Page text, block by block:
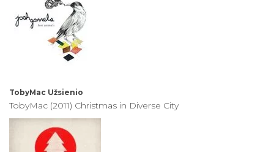
TobyMac Užsienio
TobyMac (2011) Christmas in Diverse City